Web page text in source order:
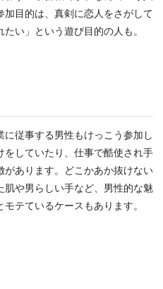
加目的は、真剣に恋人をさがして
い」という遊び目的の人も。
従事する男性もけっこう参加し
をしていたり、仕事で酷使され手
あります。どこかあか抜けない
や男らしい手など、男性的な魅
テているケースもあります。